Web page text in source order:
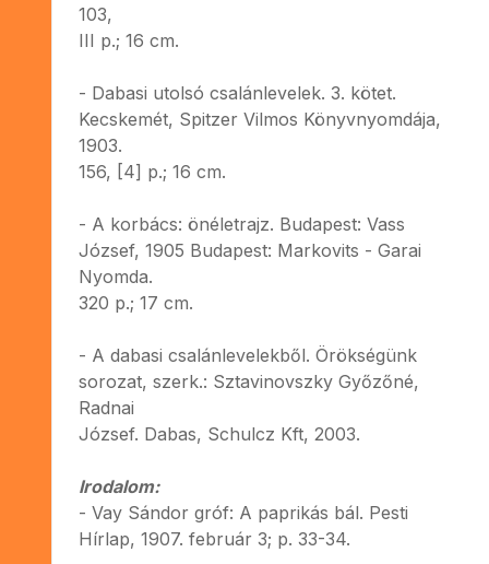
103,
III p.; 16 cm.
- Dabasi utolsó csalánlevelek. 3. kötet.
Kecskemét, Spitzer Vilmos Könyvnyomdája,
1903.
156, [4] p.; 16 cm.
- A korbács: önéletrajz. Budapest: Vass
József, 1905 Budapest: Markovits - Garai
Nyomda.
320 p.; 17 cm.
- A dabasi csalánlevelekből. Örökségünk
sorozat, szerk.: Sztavinovszky Győzőné,
Radnai
József. Dabas, Schulcz Kft, 2003.
Irodalom:
- Vay Sándor gróf: A paprikás bál. Pesti
Hírlap, 1907. február 3; p. 33-34.